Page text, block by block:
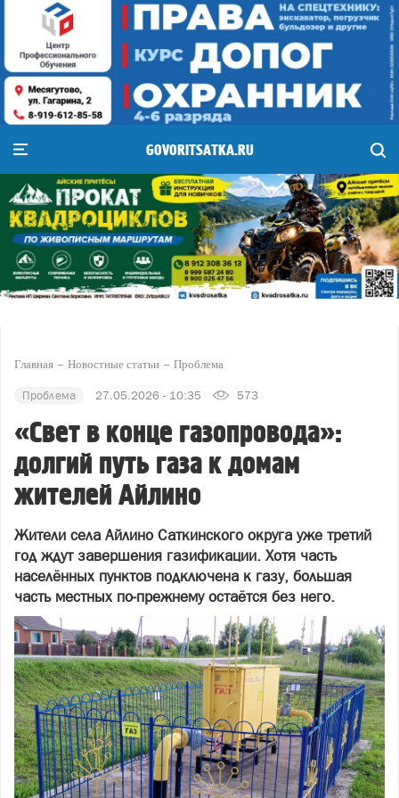
GOVORITSATKA.RU
Главная Новостные статьи Проблема
Проблема 27.05.2026 - 10:35 573
«Свет в конце газопровода»:
долгий путь газа к домам
жителей Айлино
Жители села Айлино Саткинского округа уже третий
год ждут завершения газификации. Хотя часть
населённых пунктов подключена к газу, большая
часть местных по‑прежнему остаётся без него.